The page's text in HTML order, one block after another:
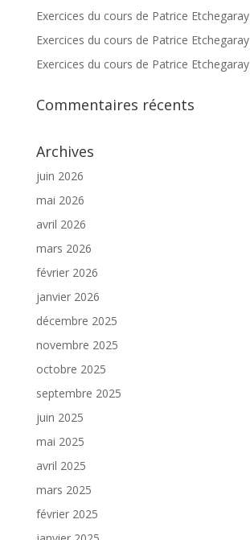
Exercices du cours de Patrice Etchegaray
Exercices du cours de Patrice Etchegaray
Exercices du cours de Patrice Etchegaray
Commentaires récents
Archives
juin 2026
mai 2026
avril 2026
mars 2026
février 2026
janvier 2026
décembre 2025
novembre 2025
octobre 2025
septembre 2025
juin 2025
mai 2025
avril 2025
mars 2025
février 2025